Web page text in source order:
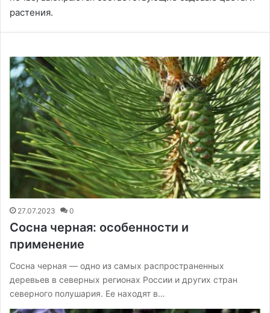
растения.
27.07.2023 0
Сосна черная: особенности и
применение
Сосна черная — одно из самых распространенных
деревьев в северных регионах России и других стран
северного полушария. Ее находят в…